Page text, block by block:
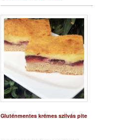
Gluténmentes krémes szilvás pite